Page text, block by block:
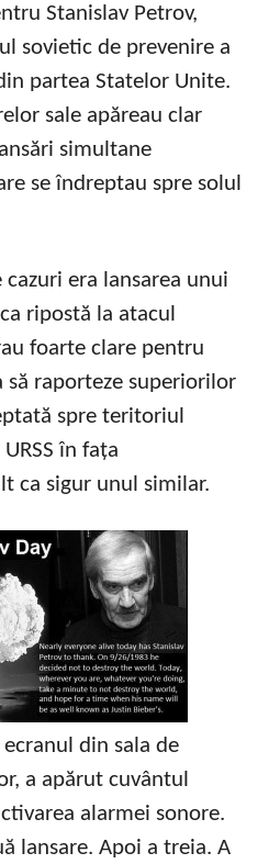
Stanislav Petrov,
sovietic de prevenire a
partea Statelor Unite.
sale apăreau clar
simultane
se îndreptau spre solul
era lansarea unui
ripostă la atacul
foarte clare pentru
să raporteze superiorilor
spre teritoriul
în fața
ca sigur unul similar.
din sala de
a apărut cuvântul
alarmei sonore.
lansare. Apoi a treia. A